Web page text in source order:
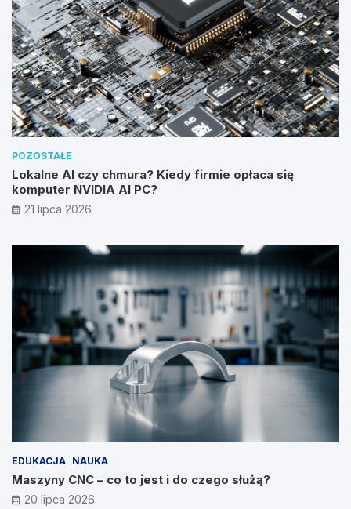
POZOSTAŁE
Lokalne AI czy chmura? Kiedy firmie opłaca się
komputer NVIDIA AI PC?
21 lipca 2026
EDUKACJA NAUKA
Maszyny CNC – co to jest i do czego służą?
20 lipca 2026